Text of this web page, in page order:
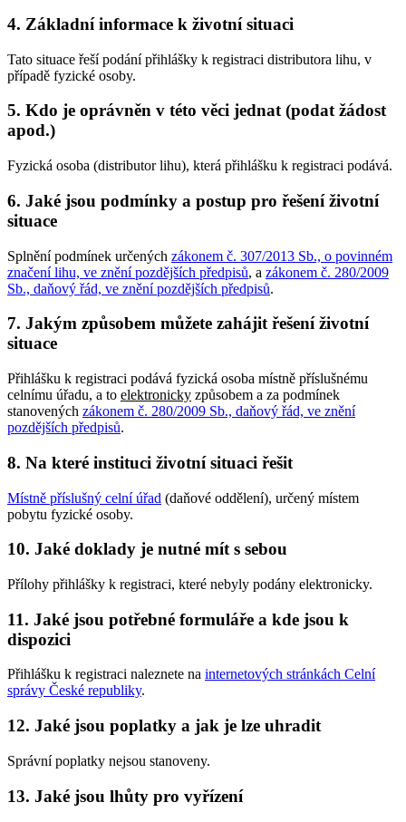
4. Základní informace k životní situaci
Tato situace řeší podání přihlášky k registraci distributora lihu, v
případě fyzické osoby.
5. Kdo je oprávněn v této věci jednat (podat žádost
apod.)
Fyzická osoba (distributor lihu), která přihlášku k registraci podává.
6. Jaké jsou podmínky a postup pro řešení životní
situace
Splnění podmínek určených zákonem č. 307/2013 Sb., o povinném
značení lihu, ve znění pozdějších předpisů, a zákonem č. 280/2009
Sb., daňový řád, ve znění pozdějších předpisů.
7. Jakým způsobem můžete zahájit řešení životní
situace
Přihlášku k registraci podává fyzická osoba místně příslušnému
celnímu úřadu, a to elektronicky způsobem a za podmínek
stanovených zákonem č. 280/2009 Sb., daňový řád, ve znění
pozdějších předpisů.
8. Na které instituci životní situaci řešit
Místně příslušný celní úřad (daňové oddělení), určený místem
pobytu fyzické osoby.
10. Jaké doklady je nutné mít s sebou
Přílohy přihlášky k registraci, které nebyly podány elektronicky.
11. Jaké jsou potřebné formuláře a kde jsou k
dispozici
Přihlášku k registraci naleznete na internetových stránkách Celní
správy České republiky.
12. Jaké jsou poplatky a jak je lze uhradit
Správní poplatky nejsou stanoveny.
13. Jaké jsou lhůty pro vyřízení